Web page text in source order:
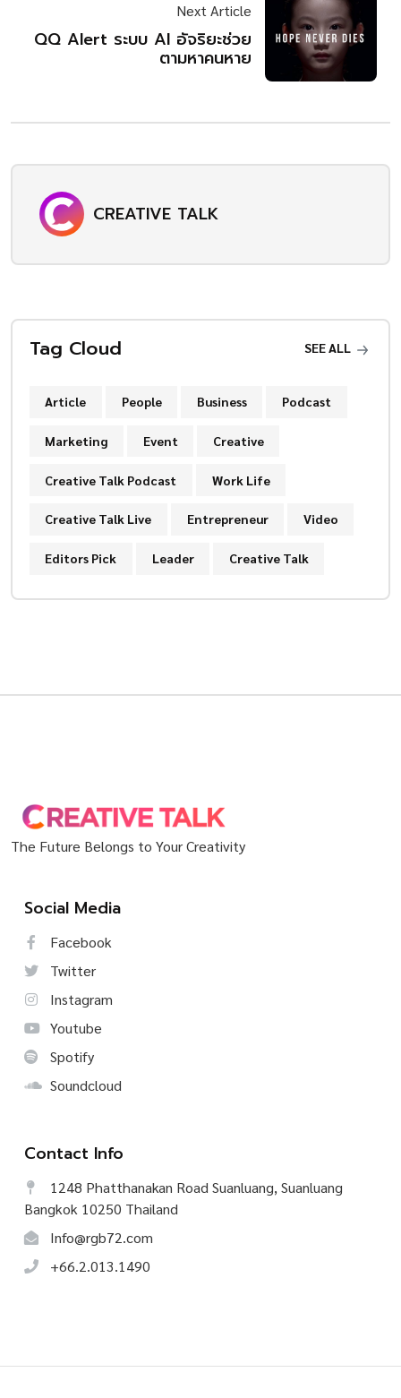
Next Article
QQ Alert ระบบ AI อัจริยะช่วย
ตามหาคนหาย
CREATIVE TALK
Tag Cloud SEE ALL
Article People Business Podcast
Marketing Event Creative
Creative Talk Podcast Work Life
Creative Talk Live Entrepreneur Video
Editors Pick Leader Creative Talk
The Future Belongs to Your Creativity
Social Media
Facebook
Twitter
Instagram
Youtube
Spotify
Soundcloud
Contact Info
1248 Phatthanakan Road Suanluang, Suanluang
Bangkok 10250 Thailand
Info@rgb72.com
+66.2.013.1490